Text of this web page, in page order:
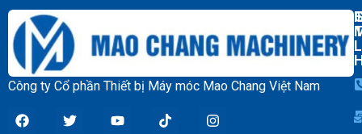
Công ty Cổ phần Thiết bị Máy móc Mao Chang Việt Nam